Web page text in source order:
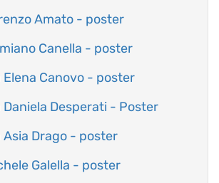
Amato - poster
Canella - poster
Elena Canovo - poster
Daniela Desperati - Poster
Asia Drago - poster
Galella - poster